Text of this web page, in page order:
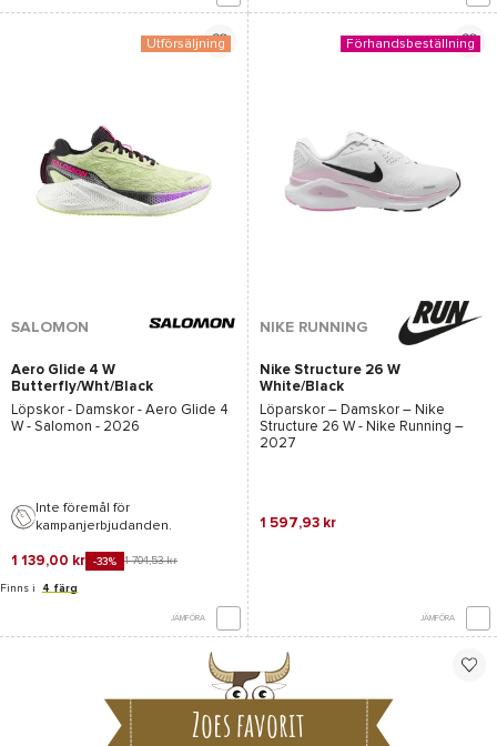
Utförsäljning
SALOMON
Aero Glide 4 W
Butterfly/Wht/Black
Löpskor - Damskor - Aero Glide 4
W - Salomon - 2026
Inte föremål för
kampanjerbjudanden.
1 139,00 kr -33% 1 704,53 kr
Finns i 4 färg
JÄMFÖRA
Förhandsbeställning
NIKE RUNNING
Nike Structure 26 W
White/Black
Löparskor – Damskor – Nike
Structure 26 W - Nike Running –
2027
1 597,93 kr
JÄMFÖRA
Zoes favorit